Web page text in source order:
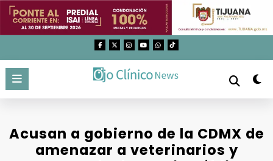
Saltar
contenido
Acusan a gobierno de la CDMX de
amenazar a veterinarios y